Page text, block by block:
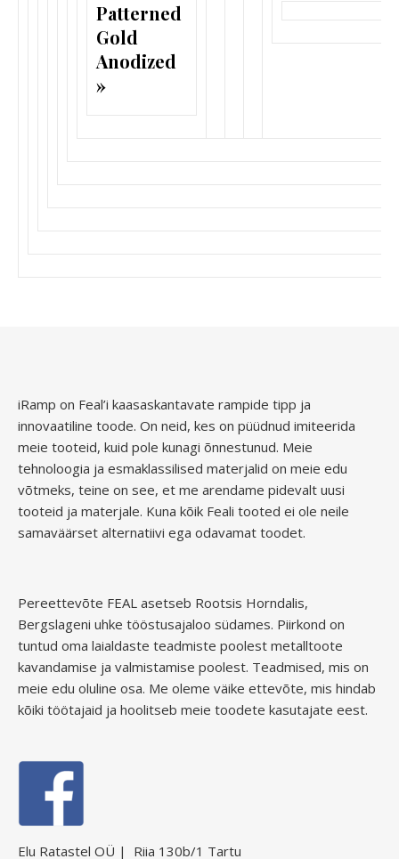
Patterned
Gold
Anodized
»
iRamp on Feal’i kaasaskantavate rampide tipp ja
innovaatiline toode. On neid, kes on püüdnud imiteerida
meie tooteid, kuid pole kunagi õnnestunud. Meie
tehnoloogia ja esmaklassilised materjalid on meie edu
võtmeks, teine ​​on see, et me arendame pidevalt uusi
tooteid ja materjale. Kuna kõik Feali tooted ei ole neile
samaväärset alternatiivi ega odavamat toodet.
Pereettevõte FEAL asetseb Rootsis Horndalis,
Bergslageni uhke tööstusajaloo südames. Piirkond on
tuntud oma laialdaste teadmiste poolest metalltoote
kavandamise ja valmistamise poolest. Teadmised, mis on
meie edu oluline osa. Me oleme väike ettevõte, mis hindab
kõiki töötajaid ja hoolitseb meie toodete kasutajate eest.
Elu Ratastel OÜ | Riia 130b/1 Tartu